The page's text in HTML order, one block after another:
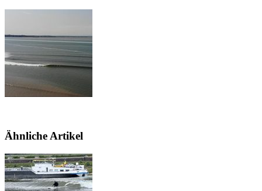
Ähnliche Artikel